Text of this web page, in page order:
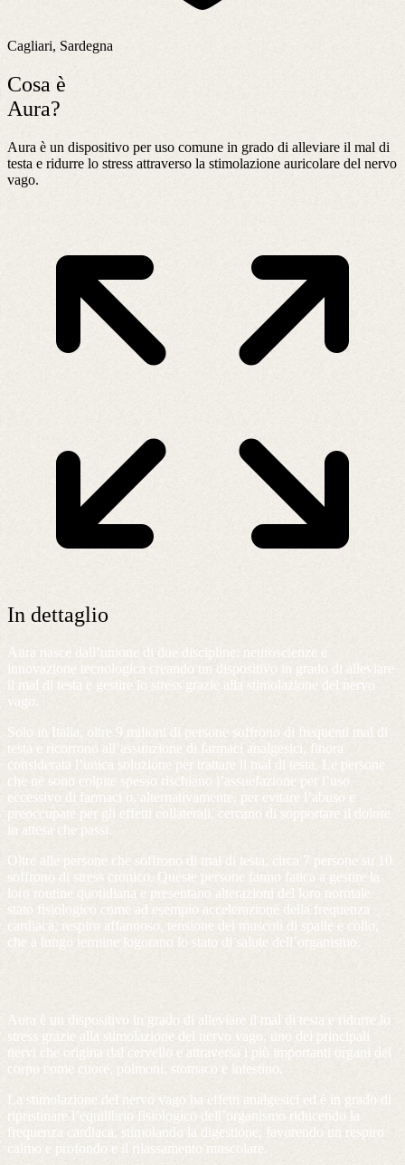
Cagliari, Sardegna
Cosa è
Aura?
Aura è un dispositivo per uso comune in grado di alleviare il mal di
testa e ridurre lo stress attraverso la stimolazione auricolare del nervo
vago.
In dettaglio
Aura nasce dall’unione di due discipline: neuroscienze e
innovazione tecnologica creando un dispositivo in grado di alleviare
il mal di testa e gestire lo stress grazie alla stimolazione del nervo
vago.
Solo in Italia, oltre 9 milioni di persone soffrono di frequenti mal di
testa e ricorrono all’assunzione di farmaci analgesici, finora
considerata l’unica soluzione per trattare il mal di testa. Le persone
che ne sono colpite spesso rischiano l’assuefazione per l’uso
eccessivo di farmaci o, alternativamente, per evitare l’abuso e
preoccupate per gli effetti collaterali, cercano di sopportare il dolore
in attesa che passi.
Oltre alle persone che soffrono di mal di testa, circa 7 persone su 10
soffrono di stress cronico. Queste persone fanno fatica a gestire la
loro routine quotidiana e presentano alterazioni del loro normale
stato fisiologico come ad esempio accelerazione della frequenza
cardiaca, respiro affannoso, tensione dei muscoli di spalle e collo,
che a lungo termine logorano lo stato di salute dell’organismo.
Aura è un dispositivo in grado di alleviare il mal di testa e ridurre lo
stress grazie alla stimolazione del nervo vago, uno dei principali
nervi che origina dal cervello e attraversa i più importanti organi del
corpo come cuore, polmoni, stomaco e intestino.
La stimolazione del nervo vago ha effetti analgesici ed è in grado di
ripristinare l’equilibrio fisiologico dell’organismo riducendo la
frequenza cardiaca, stimolando la digestione, favorendo un respiro
calmo e profondo e il rilassamento muscolare.